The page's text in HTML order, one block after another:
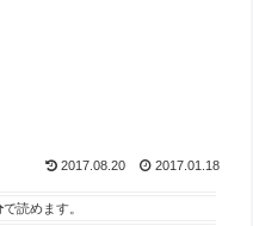
2017.08.20 2017.01.18
で読めます。